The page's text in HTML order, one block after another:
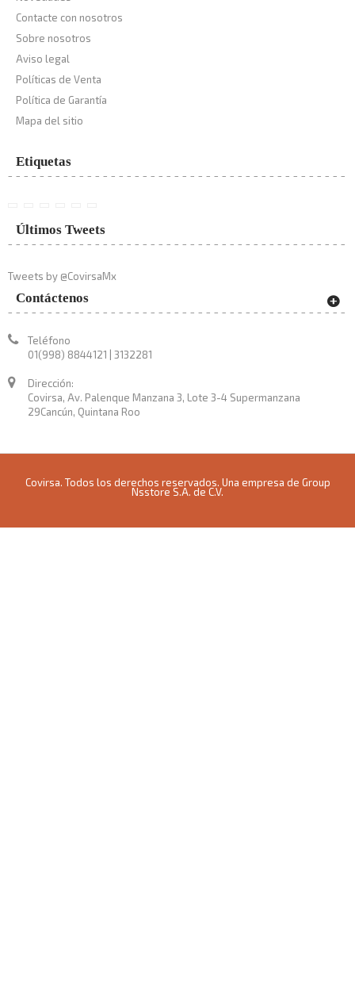
Contacte con nosotros
Sobre nosotros
Aviso legal
Políticas de Venta
Política de Garantía
Mapa del sitio
Etiquetas
Últimos Tweets
Tweets by @CovirsaMx
Contáctenos
Teléfono
01(998) 8844121 | 3132281
Dirección:
Covirsa, Av. Palenque Manzana 3, Lote 3-4 Supermanzana
29Cancún, Quintana Roo
Covirsa. Todos los derechos reservados. Una empresa de Group
Nsstore S.A. de C.V.